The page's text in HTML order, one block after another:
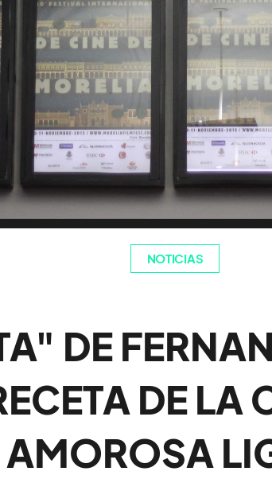
NOTICIAS
DE
DE LA
AMOROSA